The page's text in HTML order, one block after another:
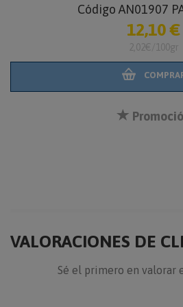
Código AN01907
12,10 €
2,02€/100gr
VALORACIONES DE
Sé el primero en valorar